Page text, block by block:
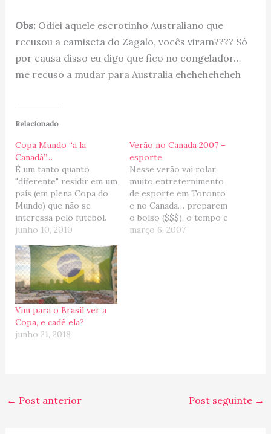
Obs:Odiei aquele escrotinho Australiano que
recusou a camiseta do Zagalo, vocês viram???? Só
por causa disso eu digo que fico no congelador…
me recuso a mudar para Australia eheheheheheh
Relacionado
Copa Mundo “a la
Canadá”…
É um tanto quanto
"diferente" residir em um
país (em plena Copa do
Mundo) que não se
interessa pelo futebol.
Ok, ok, ok... não é bem
comparamos o Canadá
com o Brasil ou com os
países Europeus, a mania
e adoração pelo futebol
é praticamente nula
(apesar…
junho 10, 2010
Verão no Canada 2007 –
esporte
Nesse verão vai rolar
muito entreternimento
de esporte em Toronto
e no Canada… preparem
o bolso ($$$), o tempo e
a torcida... BRASIL SIL
março 6, 2007
Vim para o Brasil ver a
Copa, e cadê ela?
junho 21, 2018
← Post anterior Post seguinte →